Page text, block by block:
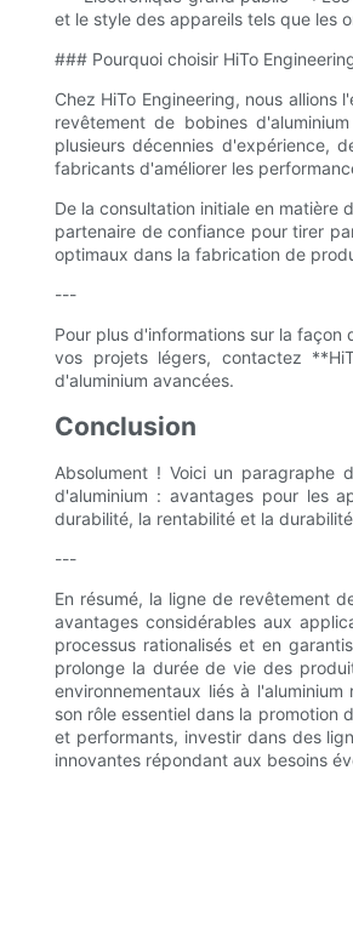
et le style des appareils tels que les
### Pourquoi choisir HiTo
Chez HiTo Engineering, nous
revêtement de bobines
plusieurs décennies d'expérience,
fabricants d'améliorer les
De la consultation initiale en matière
partenaire de confiance pour tirer
optimaux dans la fabrication de
---
Pour plus d'informations sur la
vos projets légers, contactez
d'aluminium avancées.
Conclusion
Absolument ! Voici un paragraphe
d'aluminium : avantages pour les
durabilité, la rentabilité et la
---
En résumé, la ligne de revêtement
avantages considérables aux
processus rationalisés et en
prolonge la durée de vie des
environnementaux liés à
son rôle essentiel dans la promotion
et performants, investir dans des
innovantes répondant aux besoins